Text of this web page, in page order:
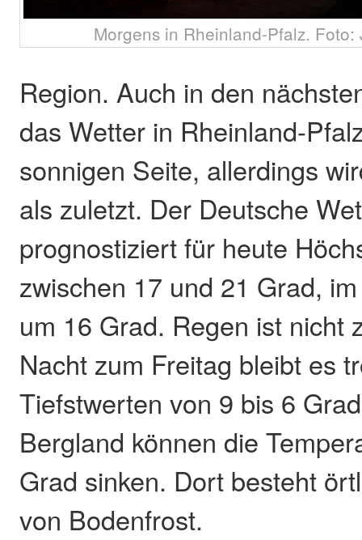
Morgens in Rheinland-Pfalz.
Region. Auch in den
das Wetter in Rheinland-
sonnigen Seite, allerdings
als zuletzt. Der Deutsche
prognostiziert für heute
zwischen 17 und 21 Grad,
um 16 Grad. Regen ist nicht
Nacht zum Freitag bleibt es
Tiefstwerten von 9 bis 6
Bergland können die
Grad sinken. Dort besteht
von Bodenfrost.